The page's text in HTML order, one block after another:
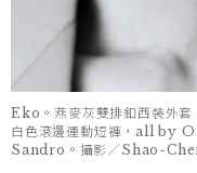
Eko。燕麥灰雙排釦西裝外套
白色滾邊運動短褲，all by
Sandro。攝影／Shao-